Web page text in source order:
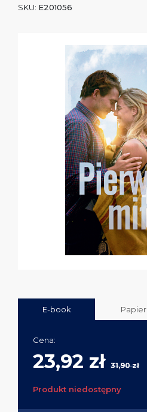
SKU: E201056
E-book Papier
Cena:
23,92 zł 31,90 zł
Produkt niedostępny